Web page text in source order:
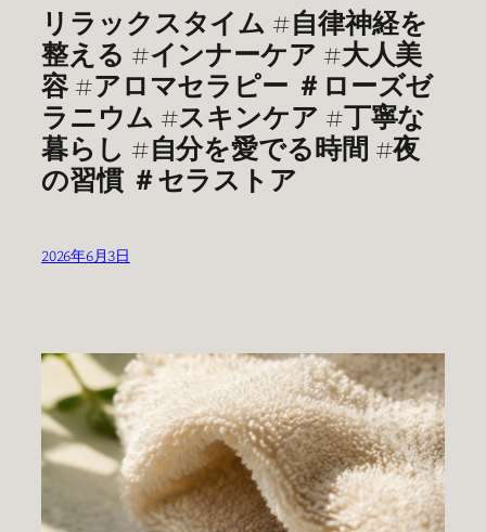
リラックスタイム #自律神経を
整える #インナーケア #大人美
容 #アロマセラピー ＃ローズゼ
ラニウム #スキンケア #丁寧な
暮らし #自分を愛でる時間 #夜
の習慣 ＃セラストア
2026年6月3日